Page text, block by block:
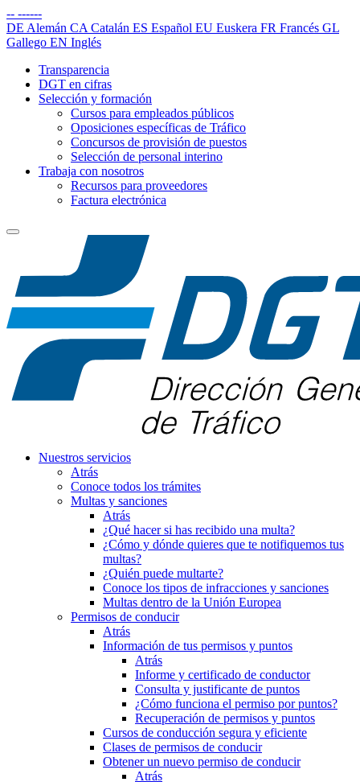
-- ------
DE Alemán CA Catalán ES Español EU Euskera FR Francés GL
Gallego EN Inglés
Transparencia
DGT en cifras
Selección y formación
Cursos para empleados públicos
Oposiciones específicas de Tráfico
Concursos de provisión de puestos
Selección de personal interino
Trabaja con nosotros
Recursos para proveedores
Factura electrónica
Nuestros servicios
Atrás
Conoce todos los trámites
Multas y sanciones
Atrás
¿Qué hacer si has recibido una multa?
¿Cómo y dónde quieres que te notifiquemos tus
multas?
¿Quién puede multarte?
Conoce los tipos de infracciones y sanciones
Multas dentro de la Unión Europea
Permisos de conducir
Atrás
Información de tus permisos y puntos
Atrás
Informe y certificado de conductor
Consulta y justificante de puntos
¿Cómo funciona el permiso por puntos?
Recuperación de permisos y puntos
Cursos de conducción segura y eficiente
Clases de permisos de conducir
Obtener un nuevo permiso de conducir
Atrás